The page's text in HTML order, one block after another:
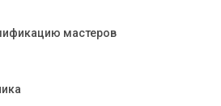
мастеров